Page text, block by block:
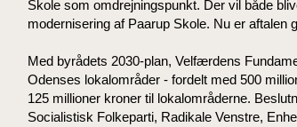
Skole som omdrejningspunkt. Der vil både
modernisering af Paarup Skole. Nu er aftalen
Med byrådets 2030-plan, Velfærdens
Odenses lokalområder - fordelt med 500
125 millioner kroner til lokalområderne.
Socialistisk Folkeparti, Radikale Venstre,